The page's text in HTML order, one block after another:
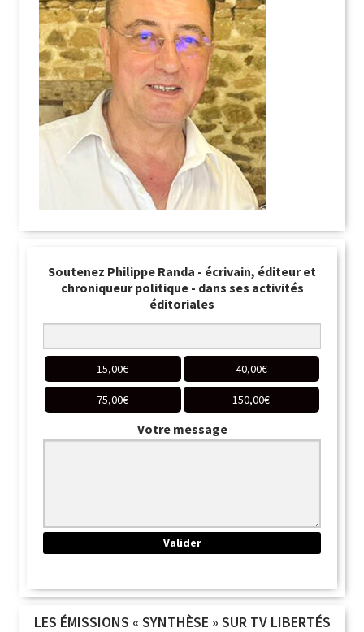
Soutenez Philippe Randa - écrivain, éditeur et
chroniqueur politique - dans ses activités
éditoriales
15,00€ 40,00€
75,00€ 150,00€
Votre message
LES ÉMISSIONS « SYNTHÈSE » SUR TV LIBERTÉS